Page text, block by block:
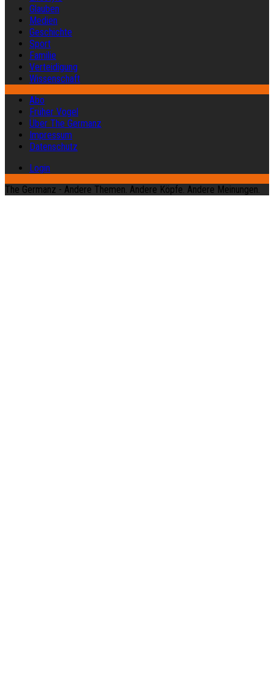
Glauben
Medien
Geschichte
Sport
Familie
Verteidigung
Wissenschaft
Abo
Früher Vogel
Über The Germanz
Impressum
Datenschutz
Login
The Germanz - Andere Themen. Andere Köpfe. Andere Meinungen.